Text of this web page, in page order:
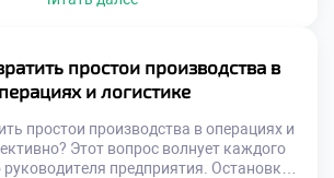
собой сложные механизмы с
факторов. Поверхностный
увидеть истинные причины низкой
простои производства в
и логистике
простои производства в операциях и
Этот вопрос волнует каждого
руководителя предприятия. Остановки